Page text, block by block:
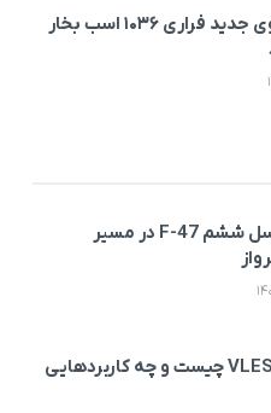
این خودروی جدید فراری ۱۰۳۶ اسب بخار
جنگنده نسل ششم F-47 در مسیر
پروتکل VLESS چیست و چه کاربردهایی